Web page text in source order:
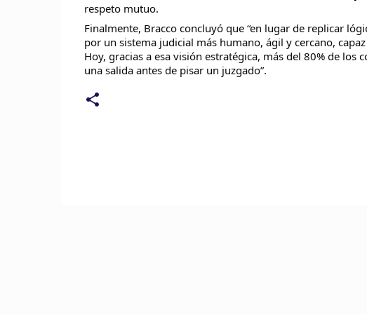
respeto mutuo.
Finalmente, Bracco concluyó que “en lugar de replicar
por un sistema judicial más humano, ágil y cercano,
Hoy, gracias a esa visión estratégica, más del 80% de
una salida antes de pisar un juzgado”.